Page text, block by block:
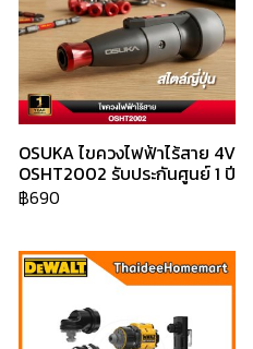
OSUKA ไขควงไฟฟ้าไร้สาย 4V
OSHT2002 รับประกันศูนย์ 1 ปี
฿690